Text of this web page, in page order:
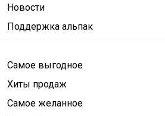
Новости
Поддержка альпак
Самое выгодное
Хиты продаж
Самое желанное